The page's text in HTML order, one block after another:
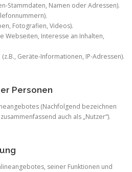
Stammdaten, Namen oder Adressen).
Fotografien, Videos).
Webseiten, Interesse an Inhalten,
Geräte-Informationen, IP-Adressen).
Personen
(Nachfolgend bezeichnen
auch als „Nutzer“).
seiner Funktionen und